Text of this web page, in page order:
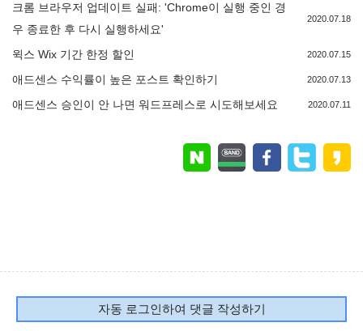
크롬 브라우저 업데이트 실패: 'Chrome이 실행 중인 경
우 종료한 후 다시 실행하세요'
2020.07.18
윅스 Wix 기간 한정 할인 2020.07.15
애드센스 수익률이 높은 포스트 확인하기 2020.07.13
애드센스 승인이 안 나면 워드프레스로 시도해보세요 2020.07.11
자동 로그인하여 댓글 작성하기